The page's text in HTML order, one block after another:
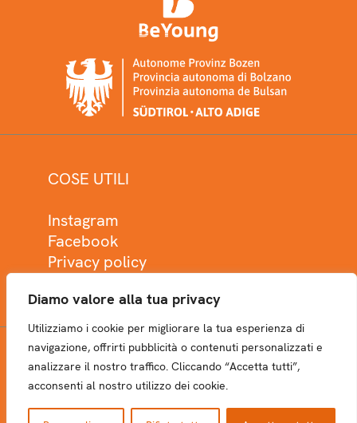
Diamo valore alla tua privacy
Utilizziamo i cookie per migliorare la tua esperienza di
navigazione, offrirti pubblicità o contenuti personalizzati e
analizzare il nostro traffico. Cliccando “Accetta tutti”,
acconsenti al nostro utilizzo dei cookie.
COSE UTILI
Instagram
Facebook
Privacy policy
NEWSLETTER